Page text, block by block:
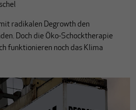
radikalen Degrowth den
Doch die Öko-Schocktherapie
funktionieren noch das Klima